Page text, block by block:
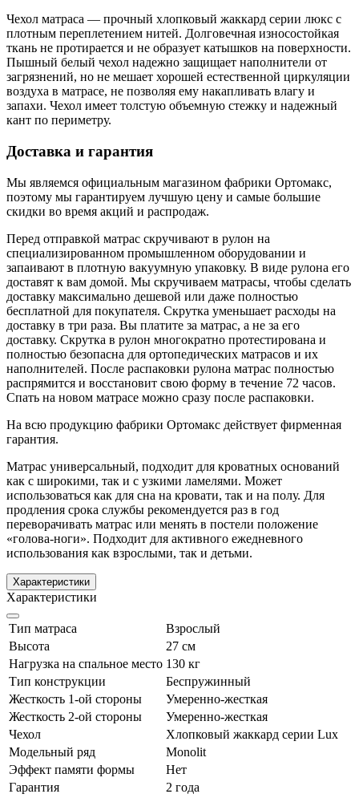
Чехол матраса — прочный хлопковый жаккард серии люкс с
плотным переплетением нитей. Долговечная износостойкая
ткань не протирается и не образует катышков на поверхности.
Пышный белый чехол надежно защищает наполнители от
загрязнений, но не мешает хорошей естественной циркуляции
воздуха в матрасе, не позволяя ему накапливать влагу и
запахи. Чехол имеет толстую объемную стежку и надежный
кант по периметру.
Доставка и гарантия
Мы являемся официальным магазином фабрики Ортомакс,
поэтому мы гарантируем лучшую цену и самые большие
скидки во время акций и распродаж.
Перед отправкой матрас скручивают в рулон на
специализированном промышленном оборудовании и
запаивают в плотную вакуумную упаковку. В виде рулона его
доставят к вам домой. Мы скручиваем матрасы, чтобы сделать
доставку максимально дешевой или даже полностью
бесплатной для покупателя. Скрутка уменьшает расходы на
доставку в три раза. Вы платите за матрас, а не за его
доставку. Скрутка в рулон многократно протестирована и
полностью безопасна для ортопедических матрасов и их
наполнителей. После распаковки рулона матрас полностью
распрямится и восстановит свою форму в течение 72 часов.
Спать на новом матрасе можно сразу после распаковки.
На всю продукцию фабрики Ортомакс действует фирменная
гарантия.
Матрас универсальный, подходит для кроватных оснований
как с широкими, так и с узкими ламелями. Может
использоваться как для сна на кровати, так и на полу. Для
продления срока службы рекомендуется раз в год
переворачивать матрас или менять в постели положение
«голова-ноги». Подходит для активного ежедневного
использования как взрослыми, так и детьми.
Характеристики
Характеристики
Тип матраса
Взрослый
Высота
27 см
Нагрузка на спальное место 130 кг
Тип конструкции
Беспружинный
Жесткость 1-ой стороны
Умеренно-жесткая
Жесткость 2-ой стороны
Умеренно-жесткая
Чехол
Хлопковый жаккард серии Lux
Модельный ряд
Monolit
Эффект памяти формы
Нет
Гарантия
2 года